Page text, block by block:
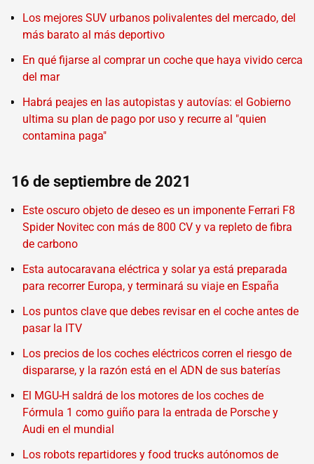
Los mejores SUV urbanos polivalentes del mercado, del
más barato al más deportivo
En qué fijarse al comprar un coche que haya vivido cerca
del mar
Habrá peajes en las autopistas y autovías: el Gobierno
ultima su plan de pago por uso y recurre al "quien
contamina paga"
16 de septiembre de 2021
Este oscuro objeto de deseo es un imponente Ferrari F8
Spider Novitec con más de 800 CV y va repleto de fibra
de carbono
Esta autocaravana eléctrica y solar ya está preparada
para recorrer Europa, y terminará su viaje en España
Los puntos clave que debes revisar en el coche antes de
pasar la ITV
Los precios de los coches eléctricos corren el riesgo de
dispararse, y la razón está en el ADN de sus baterías
El MGU-H saldrá de los motores de los coches de
Fórmula 1 como guiño para la entrada de Porsche y
Audi en el mundial
Los robots repartidores y food trucks autónomos de